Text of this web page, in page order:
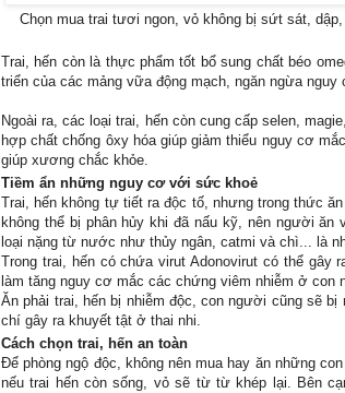
Chọn mua trai tươi ngon, vỏ không bị sứt sát,
Trai, hến còn là thực phẩm tốt bổ sung chất béo
triển của các mảng vữa động mạch, ngăn ngừa
Ngoài ra, các loại trai, hến còn cung cấp selen,
hợp chất chống ôxy hóa giúp giảm thiểu nguy cơ
giúp xương chắc khỏe.
Tiềm ẩn những nguy cơ với sức khoẻ
Trai, hến không tự tiết ra độc tố, nhưng trong thức
không thể bị phân hủy khi đã nấu kỹ, nên người
loại nặng từ nước như thủy ngân, catmi và chì... là
Trong trai, hến có chứa virut Adonovirut có thể
làm tăng nguy cơ mắc các chứng viêm nhiễm ở con
Ăn phải trai, hến bị nhiễm độc, con người cũng sẽ
chí gây ra khuyết tật ở thai nhi.
Cách chọn trai, hến an toàn
Để phòng ngộ độc, không nên mua hay ăn những
nếu trai hến còn sống, vỏ sẽ từ từ khép lại. Bên